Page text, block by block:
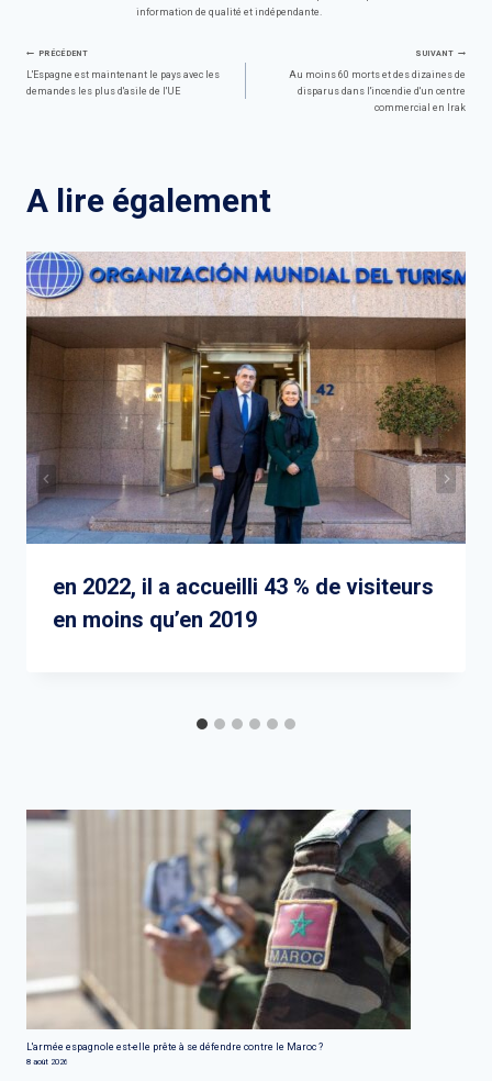
information de qualité et indépendante.
Navigation
PRÉCÉDENT
L'Espagne est maintenant le pays avec les
demandes les plus d'asile de l'UE
SUIVANT
Au moins 60 morts et des dizaines de
disparus dans l'incendie d'un centre
commercial en Irak
A lire également
en 2022, il a accueilli 43 % de visiteurs
en moins qu’en 2019
L'armée espagnole est-elle prête à se défendre contre le Maroc ?
8 août 2026